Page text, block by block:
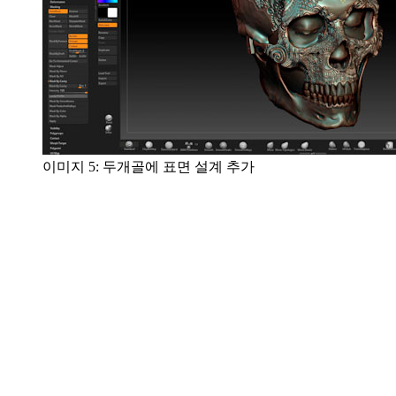
이미지 5: 두개골에 표면 설계 추가